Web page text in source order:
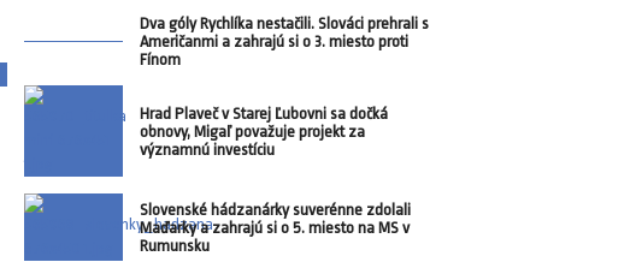
Dva góly Rychlíka nestačili. Slováci prehrali s
Američanmi a zahrajú si o 3. miesto proti
Fínom
Hrad Plaveč v Starej Ľubovni sa dočká
obnovy, Migaľ považuje projekt za
významnú investíciu
Slovenské hádzanárky suverénne zdolali
Maďarky a zahrajú si o 5. miesto na MS v
Rumunsku